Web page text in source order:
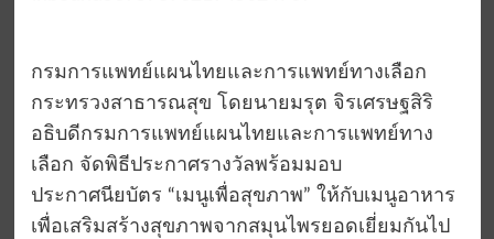
กรมการแพทย์แผนไทยและการแพทย์ทางเลือก
กระทรวงสาธารณสุข โดยนายมรุต จิรเศรษฐสิริ
อธิบดีกรมการแพทย์แผนไทยและการแพทย์ทาง
เลือก จัดพิธีประกาศรางวัลพร้อมมอบ
ประกาศนียบัตร “เมนูเพื่อสุขภาพ” ให้กับเมนูอาหาร
เพื่อเสริมสร้างสุขภาพจากสมุนไพรยอดเยี่ยมกันไป